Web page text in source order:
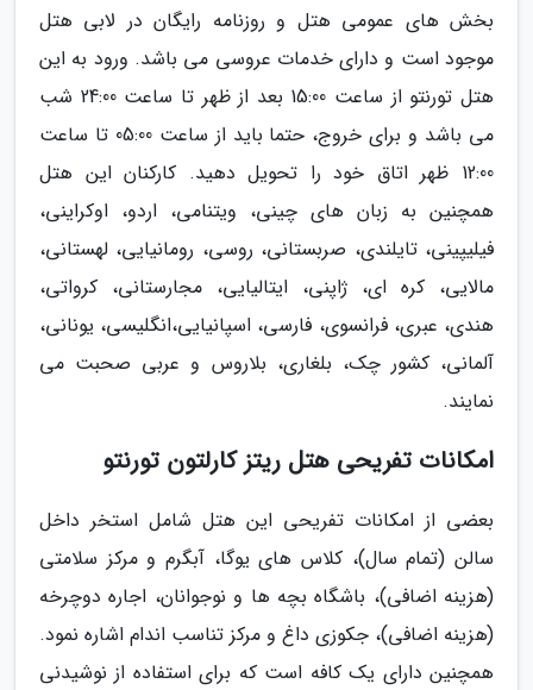
بخش های عمومی هتل و روزنامه رایگان در لابی هتل
موجود است و دارای خدمات عروسی می باشد. ورود به این
هتل تورنتو از ساعت 15:00 بعد از ظهر تا ساعت 24:00 شب
می باشد و برای خروج، حتما باید از ساعت 05:00 تا ساعت
12:00 ظهر اتاق خود را تحویل دهید. کارکنان این هتل
همچنین به زبان های چینی، ویتنامی، اردو، اوکراینی،
فیلیپینی، تایلندی، صربستانی، روسی، رومانیایی، لهستانی،
مالایی، کره ای، ژاپنی، ایتالیایی، مجارستانی، کرواتی،
هندی، عبری، فرانسوی، فارسی، اسپانیایی،انگلیسی، یونانی،
آلمانی، کشور چک، بلغاری، بلاروس و عربی صحبت می
نمایند.
امکانات تفریحی هتل ریتز کارلتون تورنتو
بعضی از امکانات تفریحی این هتل شامل استخر داخل
سالن (تمام سال)، کلاس های یوگا، آبگرم و مرکز سلامتی
(هزینه اضافی)، باشگاه بچه ها و نوجوانان، اجاره دوچرخه
(هزینه اضافی)، جکوزی داغ و مرکز تناسب اندام اشاره نمود.
همچنین دارای یک کافه است که برای استفاده از نوشیدنی